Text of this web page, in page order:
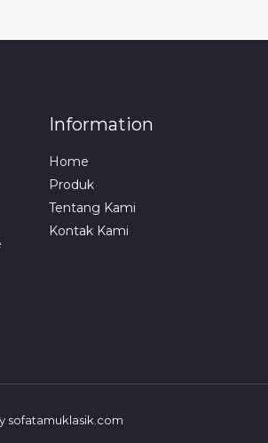
Information
Home
Produk
Tentang Kami
Kontak Kami
sofatamuklasik.com